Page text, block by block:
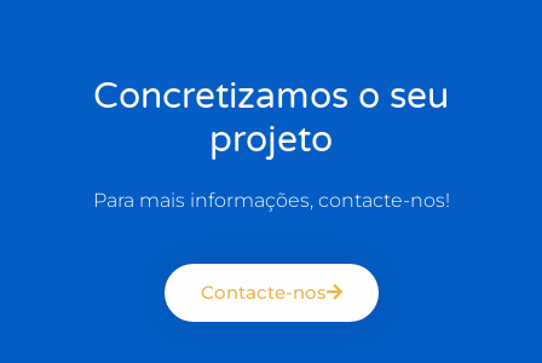
Concretizamos o seu
projeto
Para mais informações, contacte-nos!
Contacte-nos